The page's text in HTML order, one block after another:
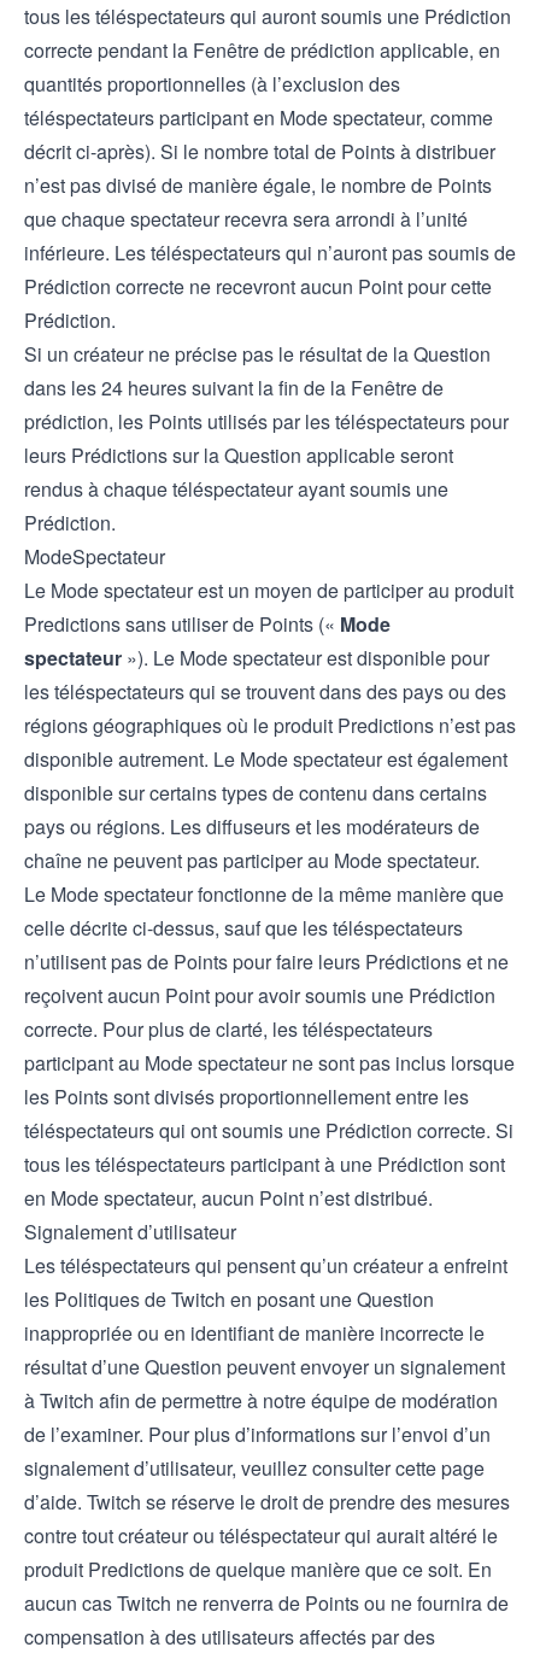
tous les téléspectateurs qui auront soumis une Prédiction
correcte pendant la Fenêtre de prédiction applicable, en
quantités proportionnelles (à l’exclusion des
téléspectateurs participant en Mode spectateur, comme
décrit ci-après). Si le nombre total de Points à distribuer
n’est pas divisé de manière égale, le nombre de Points
que chaque spectateur recevra sera arrondi à l’unité
inférieure. Les téléspectateurs qui n’auront pas soumis de
Prédiction correcte ne recevront aucun Point pour cette
Prédiction.
Si un créateur ne précise pas le résultat de la Question
dans les 24 heures suivant la fin de la Fenêtre de
prédiction, les Points utilisés par les téléspectateurs pour
leurs Prédictions sur la Question applicable seront
rendus à chaque téléspectateur ayant soumis une
Prédiction.
ModeSpectateur
Le Mode spectateur est un moyen de participer au produit
Predictions sans utiliser de Points (« Mode
spectateur »). Le Mode spectateur est disponible pour
les téléspectateurs qui se trouvent dans des pays ou des
régions géographiques où le produit Predictions n’est pas
disponible autrement. Le Mode spectateur est également
disponible sur certains types de contenu dans certains
pays ou régions. Les diffuseurs et les modérateurs de
chaîne ne peuvent pas participer au Mode spectateur.
Le Mode spectateur fonctionne de la même manière que
celle décrite ci-dessus, sauf que les téléspectateurs
n’utilisent pas de Points pour faire leurs Prédictions et ne
reçoivent aucun Point pour avoir soumis une Prédiction
correcte. Pour plus de clarté, les téléspectateurs
participant au Mode spectateur ne sont pas inclus lorsque
les Points sont divisés proportionnellement entre les
téléspectateurs qui ont soumis une Prédiction correcte. Si
tous les téléspectateurs participant à une Prédiction sont
en Mode spectateur, aucun Point n’est distribué.
Signalement d’utilisateur
Les téléspectateurs qui pensent qu’un créateur a enfreint
les Politiques de Twitch en posant une Question
inappropriée ou en identifiant de manière incorrecte le
résultat d’une Question peuvent envoyer un signalement
à Twitch afin de permettre à notre équipe de modération
de l’examiner. Pour plus d’informations sur l’envoi d’un
signalement d’utilisateur, veuillez consulter cettepage
d’aide. Twitch se réserve le droit de prendre des mesures
contre tout créateur ou téléspectateur qui aurait altéré le
produit Predictions de quelque manière que ce soit. En
aucun cas Twitch ne renverra de Points ou ne fournira de
compensation à des utilisateurs affectés par des